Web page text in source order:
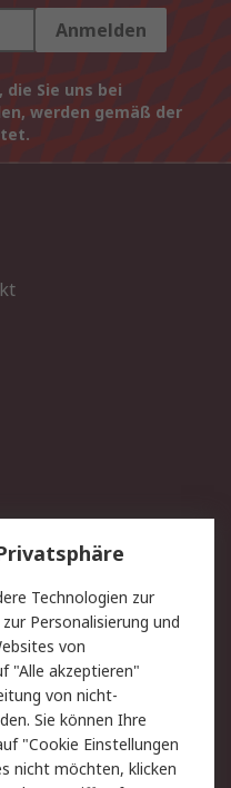
Anmelden
Sie uns bei
werden gemäß der
Lieferlösungen
Kontakt
Privatkunden
Datenschutz
Zahlungsbedingungen
Technologien zur
Personalisierung und
von
"Alle akzeptieren"
von nicht-
Sie können Ihre
"Cookie Einstellungen
nicht möchten, klicken